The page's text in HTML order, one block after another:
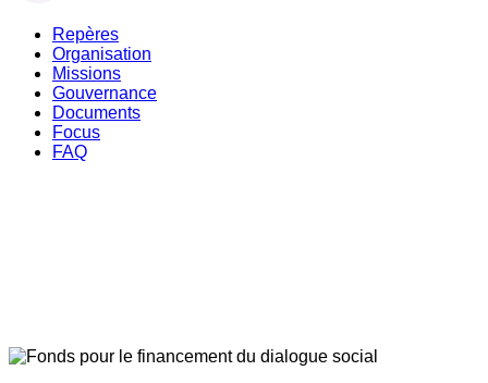
Repères
Organisation
Missions
Gouvernance
Documents
Focus
FAQ